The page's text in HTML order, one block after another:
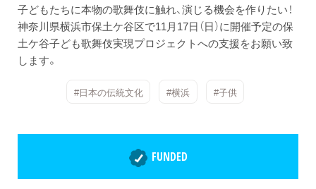
子どもたちに本物の歌舞伎に触れ、演じる機会を作りたい！
神奈川県横浜市保土ケ谷区で11月17日（日）に開催予定の保
土ケ谷子ども歌舞伎実現プロジェクトへの支援をお願い致
します。
#日本の伝統文化 #横浜 #子供
FUNDED